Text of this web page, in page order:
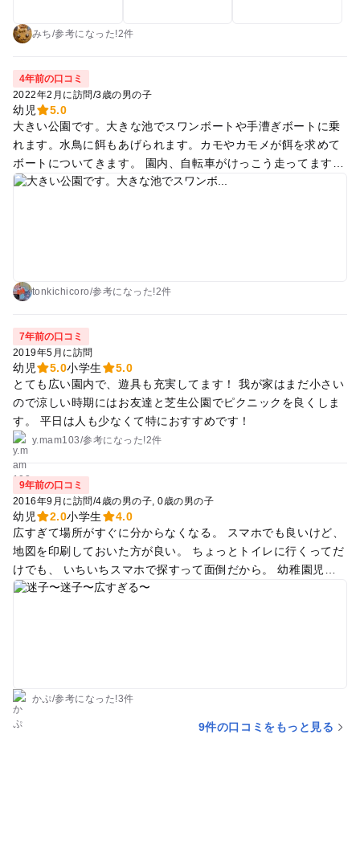
みち/参考に なった!2件
4年前の口コミ
2022年2月に訪問/3歳の男の子
幼児
5.0
大きい公園です。大きな池でスワンボートや手漕ぎボートに乗
れます。水鳥に餌もあげられます。カモやカモメが餌を求めて
ボートについてきます。 園内、自転車がけっこう走ってますの
でお子さんにお気をつけて。喫茶店と軽食もあります。 遊具は
tonkichicoro/参考に なった!2件
7年前の口コミ
2019年5月に訪問
幼児 5.0小学生
5.0
とても広い園内で、遊具も充実してます！ 我が家はまだ小さい
ので涼しい時期にはお友達と芝生公園でピクニックを良くしま
す。 平日は人も少なくて特におすすめです！
y.mam103/参考に なった!2件
9年前の口コミ
2016年9月に訪問/4歳の男の子 0歳の男の子
幼児 2.0小学生
4.0
広すぎて場所がすぐに分からなくなる。 スマホでも良いけど、
地図を印刷しておいた方が良い。 ちょっとトイレに行くってだ
けでも、 いちいちスマホで探すって面倒だから。 幼稚園児以
上が遊べる遊具がある公園に、 広場やテニスコートなど幅広い
気をつけて。
かぷ/参考に なった!3件
9件の口コミをもっと見る